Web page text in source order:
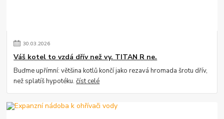
30.03.2026
Váš kotel to vzdá dřív než vy. TITAN R ne.
Buďme upřímní: většina kotlů končí jako rezavá hromada šrotu dřív,
než splatíš hypotéku.číst celé